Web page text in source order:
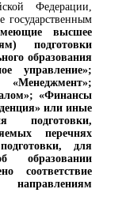
Федерации,
государственным
высшее
подготовки
образования
управление»;
«Финансы
или иные
подготовки,
перечнях
для
образовании
соответствие